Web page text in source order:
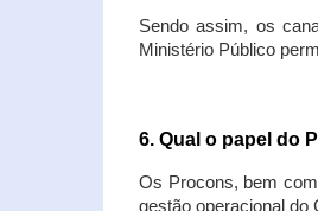
Sendo assim, os
Ministério Público
6. Qual o papel do
Os Procons, bem
gestão operacional do